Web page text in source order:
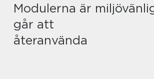
Modulerna är
går att
återanvända